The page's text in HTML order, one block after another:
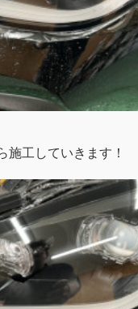
施工していきます！